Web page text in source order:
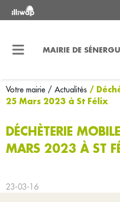
MAIRIE DE
Votre mairie / Actualités /
25 Mars 2023 à St Félix
DÉCHÈTERIE
MARS 2023 À ST
23-03-16